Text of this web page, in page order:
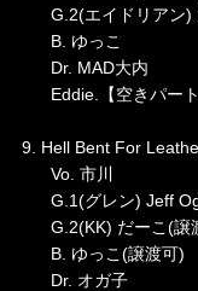
G.2(エイドリアン)
B. ゆっこ
Dr. MAD大内
Eddie.【空きパート
9. Hell Bent For
Vo. 市川
G.1(グレン) Jeff
G.2(KK) だーこ(譲
B. ゆっこ(譲渡可)
Dr. オガ子